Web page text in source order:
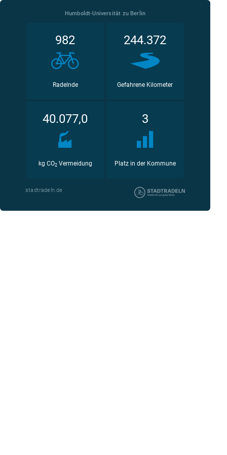
Humboldt-Universität zu Berlin
982
Radelnde
244.372
Gefahrene Kilometer
40.077,0
kg CO2Vermeidung
3
Platz in der Kommune
stadtradeln.de